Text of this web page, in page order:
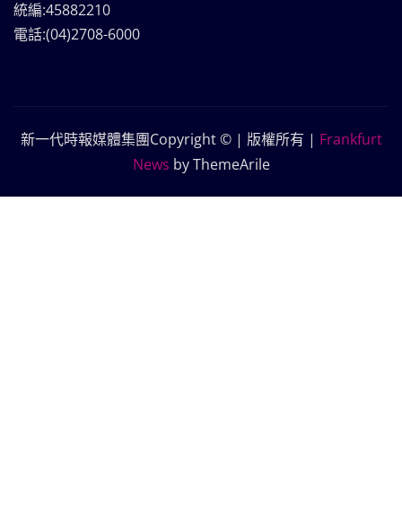
統編:45882210
電話:(04)2708-6000
新一代時報媒體集團Copyright © | 版權所有 | Frankfurt
News by ThemeArile